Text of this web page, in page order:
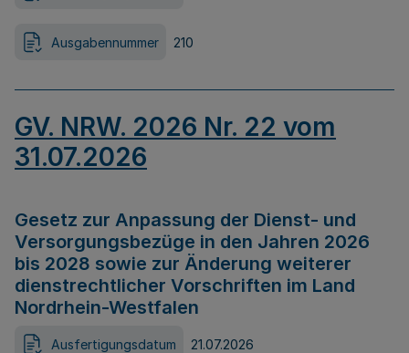
Ausgabennummer 210
GV. NRW. 2026 Nr. 22 vom
31.07.2026
Gesetz zur Anpassung der Dienst- und
Versorgungsbezüge in den Jahren 2026
bis 2028 sowie zur Änderung weiterer
dienstrechtlicher Vorschriften im Land
Nordrhein-Westfalen
Ausfertigungsdatum 21.07.2026